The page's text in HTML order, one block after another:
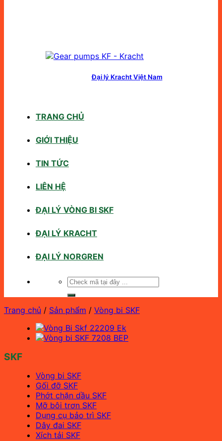
Đại lý Kracht Việt Nam
TRANG CHỦ
GIỚI THIỆU
TIN TỨC
LIÊN HỆ
ĐẠI LÝ VÒNG BI SKF
ĐẠI LÝ KRACHT
ĐẠI LÝ NORGREN
Tìm
Trang chủ / Sản phẩm / Vòng bi SKF
SKF
Vòng bi SKF
Gối đỡ SKF
Phớt chặn dầu SKF
Mỡ bôi trơn SKF
Dụng cụ bảo trì SKF
Dây đai SKF
Xích tải SKF